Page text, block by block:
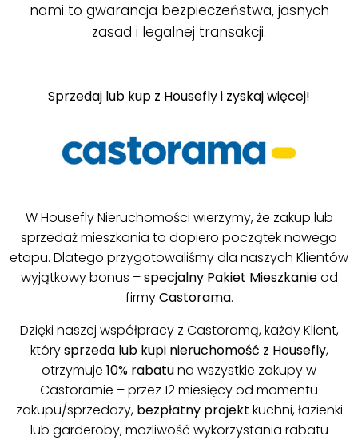
nami to gwarancja bezpieczeństwa, jasnych
zasad i legalnej transakcji.
Sprzedaj lub kup z Housefly i zyskaj więcej!
W Housefly Nieruchomości wierzymy, że zakup lub
sprzedaż mieszkania to dopiero początek nowego
etapu. Dlatego przygotowaliśmy dla naszych Klientów
wyjątkowy bonus –specjalny Pakiet Mieszkanieod
firmyCastorama.
Dzięki naszej współpracy z Castoramą, każdy Klient,
którysprzeda lub kupi nieruchomość z Housefly,
otrzymuje 10% rabatuna wszystkie zakupy w
Castoramie – przez 12 miesięcy od momentu
zakupu/sprzedaży, bezpłatny projekt kuchni, łazienki
lub garderoby, możliwość wykorzystania rabatu